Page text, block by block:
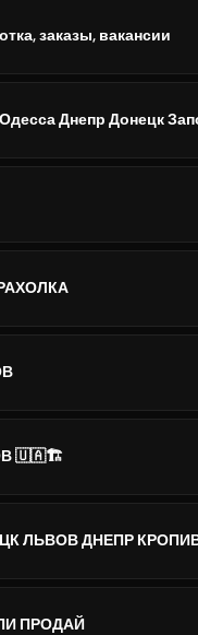
заказы, вакансии
Днепр Донецк
🇺🇦🏗️
ЛЬВОВ ДНЕПР
ПРОДАЙ